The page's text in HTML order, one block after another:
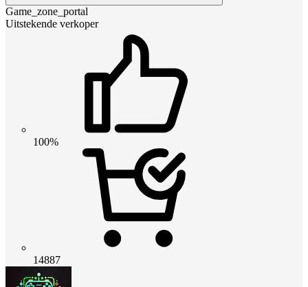
Game_zone_portal
Uitstekende verkoper
100%
14887